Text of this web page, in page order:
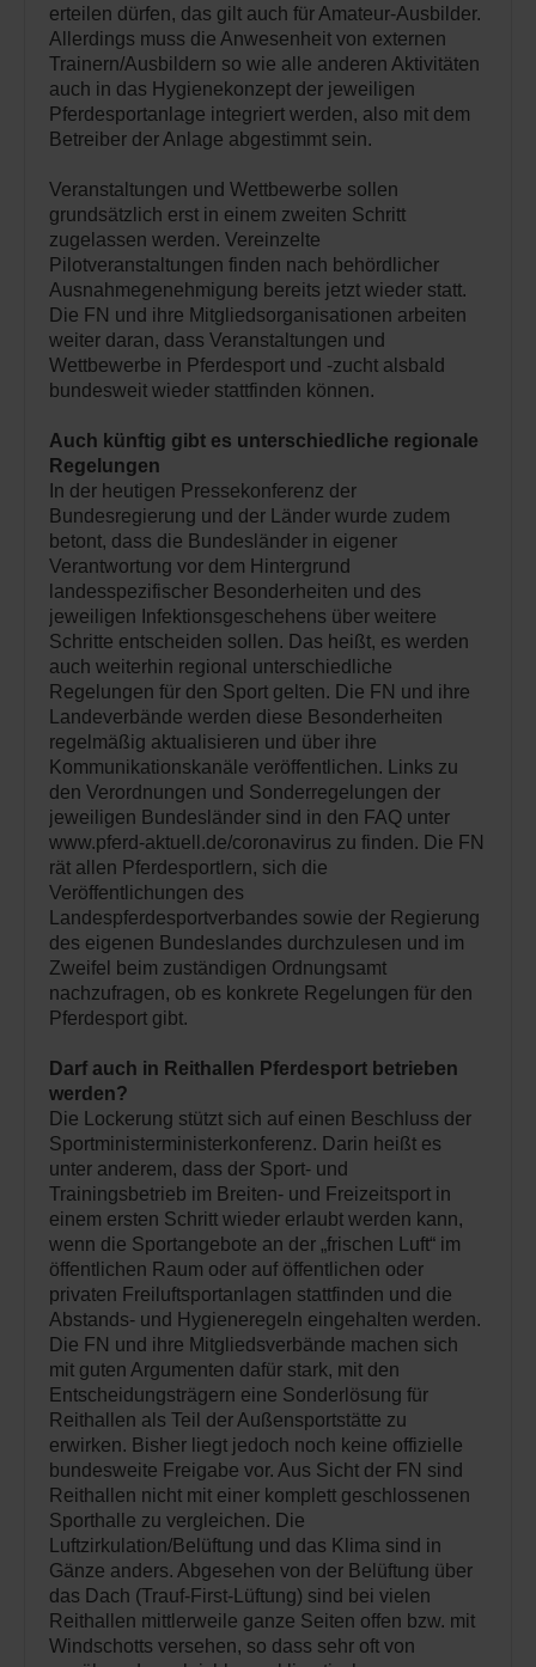
erteilen dürfen, das gilt auch für Amateur-Ausbilder.
Allerdings muss die Anwesenheit von externen
Trainern/Ausbildern so wie alle anderen Aktivitäten
auch in das Hygienekonzept der jeweiligen
Pferdesportanlage integriert werden, also mit dem
Betreiber der Anlage abgestimmt sein.
Veranstaltungen und Wettbewerbe sollen
grundsätzlich erst in einem zweiten Schritt
zugelassen werden. Vereinzelte
Pilotveranstaltungen finden nach behördlicher
Ausnahmegenehmigung bereits jetzt wieder statt.
Die FN und ihre Mitgliedsorganisationen arbeiten
weiter daran, dass Veranstaltungen und
Wettbewerbe in Pferdesport und -zucht alsbald
bundesweit wieder stattfinden können.
Auch künftig gibt es unterschiedliche regionale
Regelungen
In der heutigen Pressekonferenz der
Bundesregierung und der Länder wurde zudem
betont, dass die Bundesländer in eigener
Verantwortung vor dem Hintergrund
landesspezifischer Besonderheiten und des
jeweiligen Infektionsgeschehens über weitere
Schritte entscheiden sollen. Das heißt, es werden
auch weiterhin regional unterschiedliche
Regelungen für den Sport gelten. Die FN und ihre
Landeverbände werden diese Besonderheiten
regelmäßig aktualisieren und über ihre
Kommunikationskanäle veröffentlichen. Links zu
den Verordnungen und Sonderregelungen der
jeweiligen Bundesländer sind in den FAQ unter
www.pferd-aktuell.de/coronavirus zu finden. Die FN
rät allen Pferdesportlern, sich die
Veröffentlichungen des
Landespferdesportverbandes sowie der Regierung
des eigenen Bundeslandes durchzulesen und im
Zweifel beim zuständigen Ordnungsamt
nachzufragen, ob es konkrete Regelungen für den
Pferdesport gibt.
Darf auch in Reithallen Pferdesport betrieben
werden?
Die Lockerung stützt sich auf einen Beschluss der
Sportministerministerkonferenz. Darin heißt es
unter anderem, dass der Sport- und
Trainingsbetrieb im Breiten- und Freizeitsport in
einem ersten Schritt wieder erlaubt werden kann,
wenn die Sportangebote an der „frischen Luft“ im
öffentlichen Raum oder auf öffentlichen oder
privaten Freiluftsportanlagen stattfinden und die
Abstands- und Hygieneregeln eingehalten werden.
Die FN und ihre Mitgliedsverbände machen sich
mit guten Argumenten dafür stark, mit den
Entscheidungsträgern eine Sonderlösung für
Reithallen als Teil der Außensportstätte zu
erwirken. Bisher liegt jedoch noch keine offizielle
bundesweite Freigabe vor. Aus Sicht der FN sind
Reithallen nicht mit einer komplett geschlossenen
Sporthalle zu vergleichen. Die
Luftzirkulation/Belüftung und das Klima sind in
Gänze anders. Abgesehen von der Belüftung über
das Dach (Trauf-First-Lüftung) sind bei vielen
Reithallen mittlerweile ganze Seiten offen bzw. mit
Windschotts versehen, so dass sehr oft von